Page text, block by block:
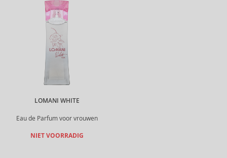
LOMANI WHITE
Eau de Parfum voor vrouwen
NIET VOORRADIG